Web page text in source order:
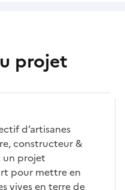
projet
d’artisanes
constructeur &
un projet
pour mettre en
vives en terre de